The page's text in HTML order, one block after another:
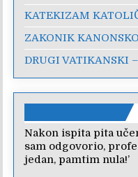
KATEKIZAM
ZAKONIK
DRUGI VATIKANSKI
Nakon ispita pita
sam odgovorio,
jedan, pamtim nula!’